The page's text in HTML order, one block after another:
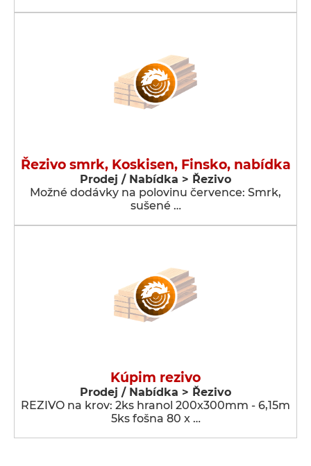
Řezivo smrk, Koskisen, Finsko, nabídka
Prodej / Nabídka > Řezivo
Možné dodávky na polovinu července: Smrk,
sušené …
Kúpim rezivo
Prodej / Nabídka > Řezivo
REZIVO na krov: 2ks hranol 200x300mm - 6,15m
5ks fošna 80 x …